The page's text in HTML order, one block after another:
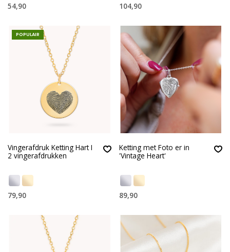
54,90 104,90
POPULAIR
Vingerafdruk Ketting Hart I
2 vingerafdrukken
79,90
Ketting met Foto er in
'Vintage Heart'
89,90